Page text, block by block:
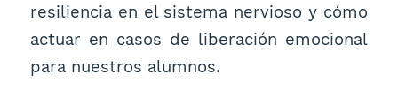
resiliencia en el sistema nervioso y cómo
actuar en casos de liberación emocional
para nuestros alumnos.